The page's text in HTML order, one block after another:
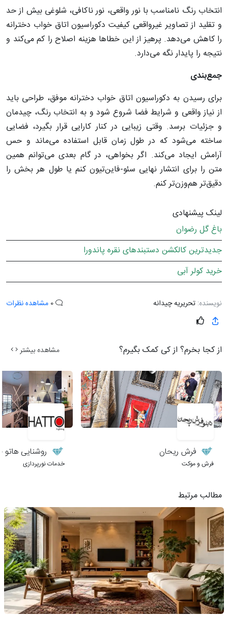
انتخاب رنگ نامناسب با نور واقعی، نور ناکافی، شلوغی بیش از حد
و تقلید از تصاویر غیرواقعی کیفیت دکوراسیون اتاق خواب دخترانه
را کاهش می‌دهد. پرهیز از این خطاها هزینه اصلاح را کم می‌کند و
نتیجه را پایدار نگه می‌دارد.
جمع‌بندی
برای رسیدن به دکوراسیون اتاق خواب دخترانه موفق، طراحی باید
از نیاز واقعی و شرایط فضا شروع شود و به انتخاب رنگ، چیدمان
و جزئیات برسد. وقتی زیبایی در کنار کارایی قرار بگیرد، فضایی
ساخته می‌شود که در طول زمان قابل استفاده می‌ماند و حس
آرامش ایجاد می‌کند. اگر بخواهی، در گام بعدی می‌توانم همین
متن را برای انتشار نهایی سئو-فاین‌تیون کنم یا طول هر بخش را
دقیق‌تر هم‌وزن‌تر کنم.
لینک پیشنهادی
باغ گل رضوان
جدیدترین کالکشن دستبندهای نقره پاندورا
خرید کولر آبی
نویسنده: تحریریه چیدانه مشاهده نظرات
از کجا بخرم؟ از کی کمک بگیرم؟ مشاهده بیشتر
فرش ریحان
فرش و موکت
روشنایی هاتو
خدمات نورپردازی
مطالب مرتبط